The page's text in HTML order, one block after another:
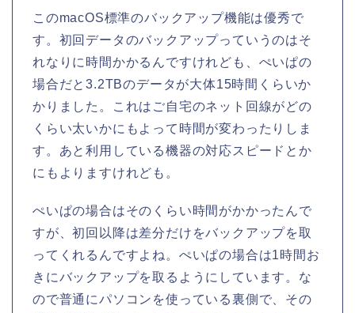
このmacOS標準のバックアップ機能は優秀で
す。初回データのバックアップっていうのはそ
れなりに時間かかるんですけれども、ぺいぱの
場合だと3.2TBのデータが大体15時間くらいか
かりました。これはご自宅のネット回線がどの
くらい太いかにもよって時間が変わったりしま
す。あと利用している機器の対応スピードとか
にもよりますけれども。
ぺいぱの場合はそのくらい時間がかかったんで
すが、初回以降は差分だけをバックアップを取
ってくれるんですよね。ぺいぱの場合は1時間お
きにバックアップを取るようにしています。な
ので普通にパソコンを使っている裏側で、その